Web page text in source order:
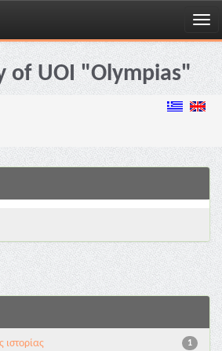
of UOI "Olympias"
1
ιστορίας